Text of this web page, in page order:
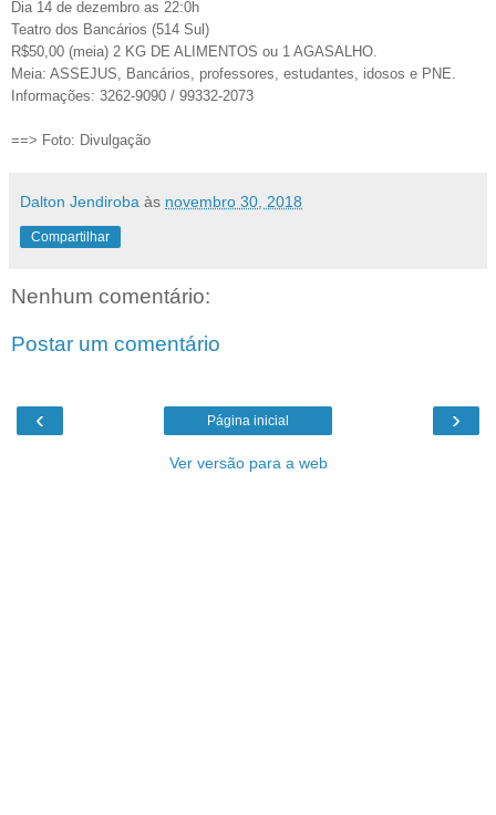
Dia 14 de dezembro as 22:0h
Teatro dos Bancários (514 Sul)
R$50,00 (meia) 2 KG DE ALIMENTOS ou 1 AGASALHO.
Meia: ASSEJUS, Bancários, professores, estudantes, idosos e PNE.
Informações: 3262-9090 / 99332-2073
==> Foto: Divulgação
Dalton Jendiroba às novembro 30, 2018
Compartilhar
Nenhum comentário:
Postar um comentário
‹ ›
Página inicial
Ver versão para a web